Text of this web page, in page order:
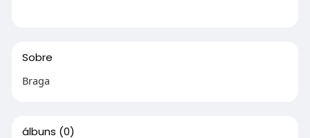
Sobre
Braga
álbuns (0)